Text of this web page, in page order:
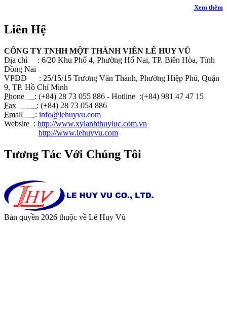
Xem thêm
Liên Hệ
CÔNG TY TNHH MỘT THÀNH VIÊN LÊ HUY VŨ
Địa chỉ : 6/20 Khu Phố 4, Phường Hố Nai, TP. Biên Hòa, Tỉnh
Đồng Nai
VPĐD : 25/15/15 Trương Văn Thành, Phường Hiệp Phú, Quận
9, TP. Hồ Chí Minh
Phone : (+84) 28 73 055 886 - Hotline :(+84) 981 47 47 15
Fax : (+84) 28 73 054 886
Email : info@lehuyvu.com
Website : http://www.xylanhthuyluc.com.vn
http://www.lehuyvu.com
Tương Tác Với Chúng Tôi
Bản quyền 2026 thuộc về Lê Huy Vũ